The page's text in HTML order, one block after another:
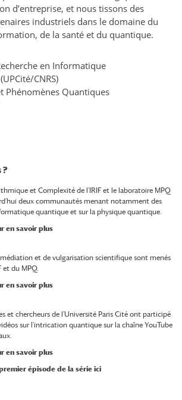
d’entreprise, et nous tissons des
industriels dans le domaine du
de la santé et du quantique.
en Informatique
CNRS)
Phénomènes Quantiques
?
et Complexité de l’IRIF et le laboratoire MPQ
deux communautés menant notamment des
quantique et sur la physique quantique.
en savoir plus
médiation et de vulgarisation scientifique sont menés
et du MPQ.
en savoir plus
et chercheurs de l’Université Paris Cité ont participé
sur l’intrication quantique sur la chaîne YouTube
en savoir plus
épisode de la série ici